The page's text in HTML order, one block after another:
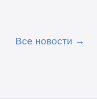
Все новости